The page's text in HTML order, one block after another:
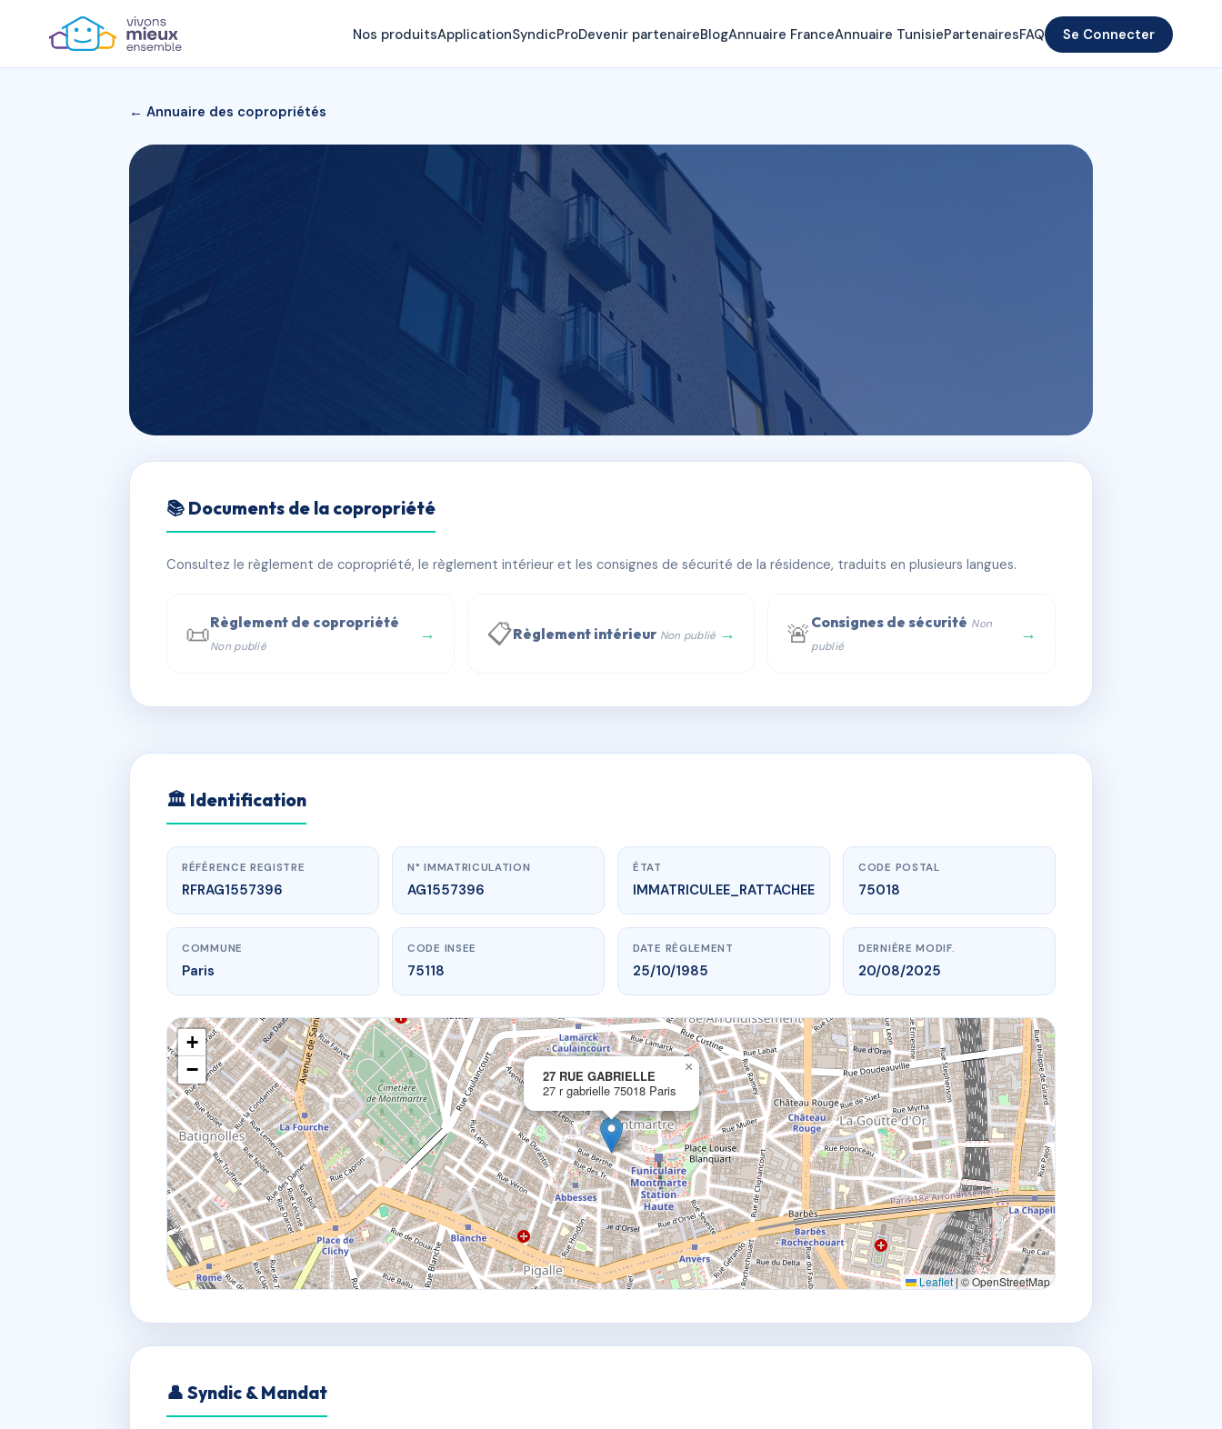
Nos produitsApplicationSyndicProDevenir partenaireBlogAnnuaire FranceAnnuaire TunisiePartenairesFAQ Se Connecter
← Annuaire des copropriétés
27 RUE GABRIELLE
📍 27 r gabrielle 75018 Paris
📞 Contacter Syndic Digital 💬 WhatsApp
📚 Documents de la copropriété
Consultez le règlement de copropriété, le règlement intérieur et les consignes de sécurité de la résidence, traduits en plusieurs langues.
📜Règlement de copropriété
Non publié
→ 📋Règlement intérieur Non publié → 🚨 Consignes de sécurité Non
publié
→
AG1557396 🇫🇷
www.vme.plus/AG1557396
27 RUE GABRIELLE
27 r gabrielle75018 Paris
🏛 Identification
RÉFÉRENCE REGISTRE
RFRAG1557396
N° IMMATRICULATION
AG1557396
ÉTAT
IMMATRICULEE_RATTACHEE
CODE POSTAL
75018
COMMUNE
Paris
CODE INSEE
75118
DATE RÈGLEMENT
25/10/1985
DERNIÈRE MODIF.
20/08/2025
27 RUE GABRIELLE
27 r gabrielle 75018 Paris
×
+
−
Leaflet | © OpenStreetMap
👤 Syndic & Mandat